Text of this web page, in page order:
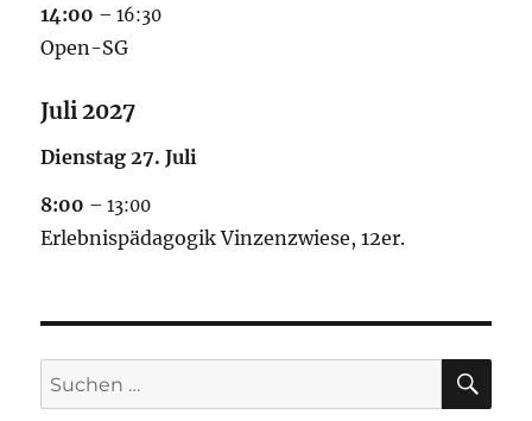
14:00 – 16:30
Open-SG
Juli 2027
Dienstag 27. Juli
8:00 – 13:00
Erlebnispädagogik Vinzenzwiese, 12er.
Suchen
nach: